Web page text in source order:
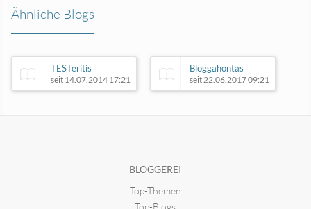
Ähnliche Blogs
TESTeritis
seit 14.07.2014 17:21
Bloggahontas
seit 22.06.2017 09:21
Wellness für schwule Männer
BLOGGEREI
Top-Themen